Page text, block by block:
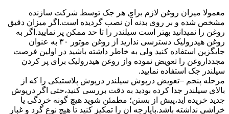
معمولا میزان روغن لازم برای هر جک توسط شرکت سازنده
مشخص شده و بر روی بدنه آن نصب گردیده است.اگر میزان دقیق
روغن را نمیدانید بهتر است سیلندر را تا حد ممکن پر نمایید.اگر به
روغن هیدرولیک دسترسی ندارید از روغن موتور ۳۰ به عنوان
جایگزین استفاده کنید ولی به خاطر داشته باشید در اولین فرصت
مجدداروغن را تعویض نموده واز روغن هیدرولیک برای پر کردن
سیلندر جک استفاده نمایید.
مرحله پنجم –تعویض درپوش سیلندر درپوش پلاستیکی را که از
بالای سیلندر جدا کرده بودید به دقت بررسی کنید،حتی اگر درپوش
جدید خریده اید،پیش از بستن؛ مطمئن شوید هیچ گونه خردگی یا
خراشی نداشته باشد.باپارچه ان را تمکیز کنید تا هیچ نوع گرد و غبار